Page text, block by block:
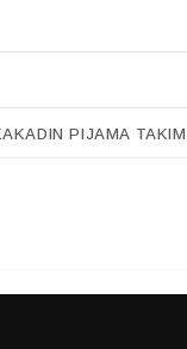
KADIN PIJAMA TAKIM